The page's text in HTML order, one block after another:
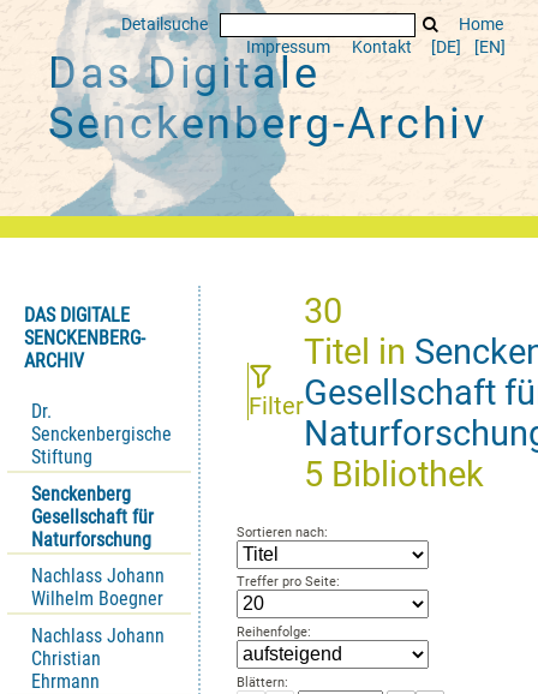
Detailsuche
Home
Impressum
Kontakt [DE] [EN]
Das Digitale
Senckenberg-Archiv
DAS DIGITALE
SENCKENBERG-
ARCHIV
Dr.
Senckenbergische
Stiftung
Senckenberg
Gesellschaft für
Naturforschung
Nachlass Johann
Wilhelm Boegner
Nachlass Johann
Christian
Ehrmann
Filter
30
Titel in
Gesellschaft
5 Bibliothek
Sortieren nach:
Treffer pro Seite:
Reihenfolge:
Blättern: